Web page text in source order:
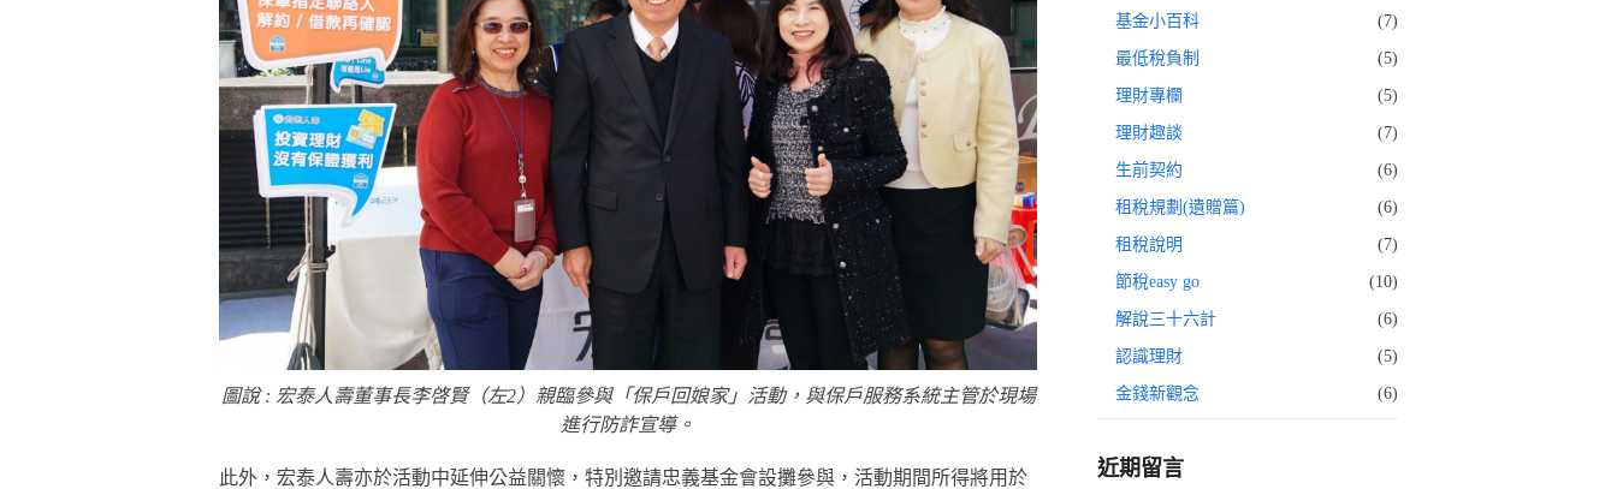
圖說 : 宏泰人壽董事長李啓賢（左2）親臨參與「保戶回娘家」活動，與保戶服務系統主管於現場
進行防詐宣導。
此外，宏泰人壽亦於活動中延伸公益關懷，特別邀請忠義基金會設攤參與，活動期間所得將用於
基金小百科 (7)
最低稅負制 (5)
理財專欄 (5)
理財趣談 (7)
生前契約 (6)
租稅規劃(遺贈篇) (6)
租稅說明 (7)
節稅easy go (10)
解說三十六計 (6)
認識理財 (5)
金錢新觀念 (6)
近期留言